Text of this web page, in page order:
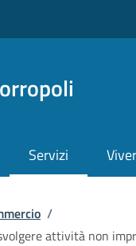
Servizi
/
attività non